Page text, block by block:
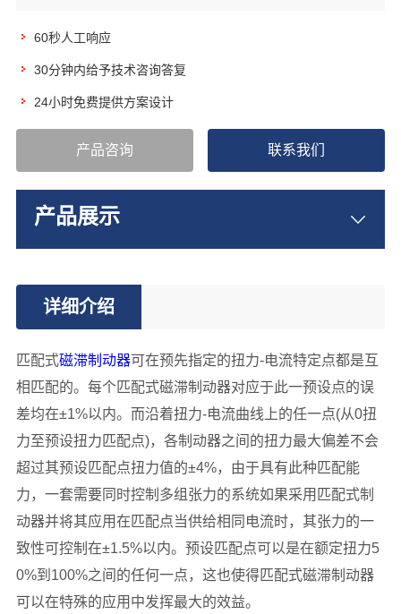
60秒人工响应
30分钟内给予技术咨询答复
24小时免费提供方案设计
产品咨询 联系我们
产品展示
详细介绍
匹配式磁滞制动器可在预先指定的扭力-电流特定点都是互
相匹配的。每个匹配式磁滞制动器对应于此一预设点的误
差均在±1%以内。而沿着扭力-电流曲线上的任一点(从0扭
力至预设扭力匹配点)，各制动器之间的扭力最大偏差不会
超过其预设匹配点扭力值的±4%，由于具有此种匹配能
力，一套需要同时控制多组张力的系统如果采用匹配式制
动器并将其应用在匹配点当供给相同电流时，其张力的一
致性可控制在±1.5%以内。预设匹配点可以是在额定扭力5
0%到100%之间的任何一点，这也使得匹配式磁滞制动器
可以在特殊的应用中发挥最大的效益。